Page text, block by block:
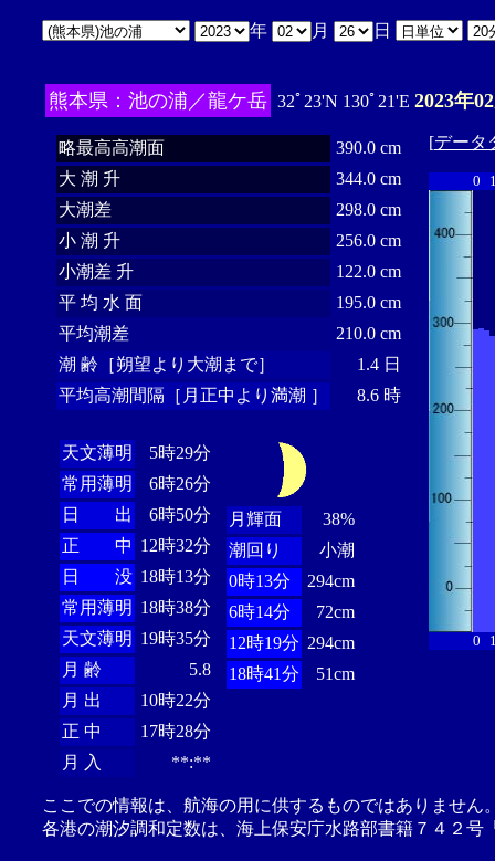
年 月 日
熊本県：池の浦／龍ケ岳 32ﾟ23'N 130ﾟ21'E 2023年
略最高高潮面
390.0 cm
大 潮 升
344.0 cm
大潮差
298.0 cm
小 潮 升
256.0 cm
小潮差 升
122.0 cm
平 均 水 面
195.0 cm
平均潮差
210.0 cm
潮 齢［朔望より大潮まで］
1.4 日
平均高潮間隔［月正中より満潮 ］
8.6 時
天文薄明
5時29分
常用薄明
6時26分
日 出
6時50分
正 中 12時32分
日 没 18時13分
常用薄明 18時38分
天文薄明 19時35分
月 齢
5.8
月 出
10時22分
正 中
17時28分
月 入
**:**
月輝面
38%
潮回り
小潮
0時13分
294cm
6時14分
72cm
12時19分 294cm
18時41分
51cm
[データ
0
0
ここでの情報は、航海の用に供するものではありませ
各港の潮汐調和定数は、海上保安庁水路部書籍７４２